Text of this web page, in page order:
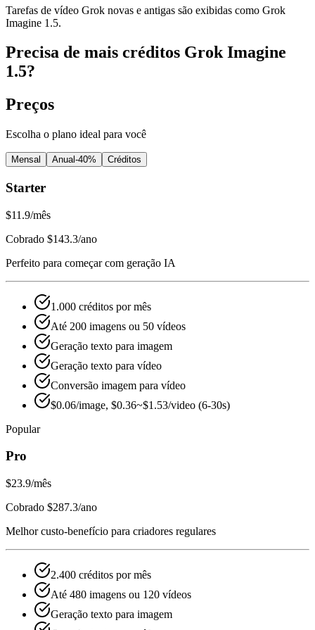
Tarefas de vídeo Grok novas e antigas são exibidas como Grok
Imagine 1.5.
Precisa de mais créditos Grok Imagine
1.5?
Preços
Escolha o plano ideal para você
Mensal Anual-40% Créditos
Starter
$11.9/mês
Cobrado $143.3/ano
Perfeito para começar com geração IA
1.000 créditos por mês
Até 200 imagens ou 50 vídeos
Geração texto para imagem
Geração texto para vídeo
Conversão imagem para vídeo
$0.06/image, $0.36~$1.53/video (6-30s)
Popular
Pro
$23.9/mês
Cobrado $287.3/ano
Melhor custo-benefício para criadores regulares
2.400 créditos por mês
Até 480 imagens ou 120 vídeos
Geração texto para imagem